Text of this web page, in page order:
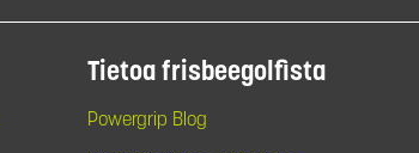
Tietoa frisbeegolfista
Powergrip Blog